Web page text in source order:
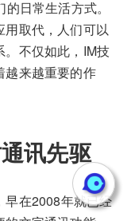
日常生活方式。
取代，人们可以
不仅如此，IM技
越来越重要的作
讯先驱
早在2008年就已经